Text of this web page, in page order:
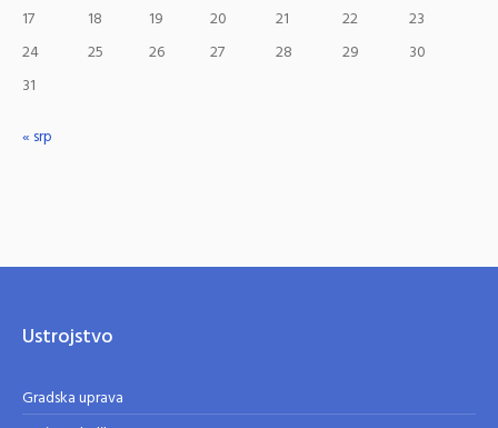
17
18 19 20 21 22
23
24
25 26 27 28 29
30
31
« srp
Ustrojstvo
Gradska uprava